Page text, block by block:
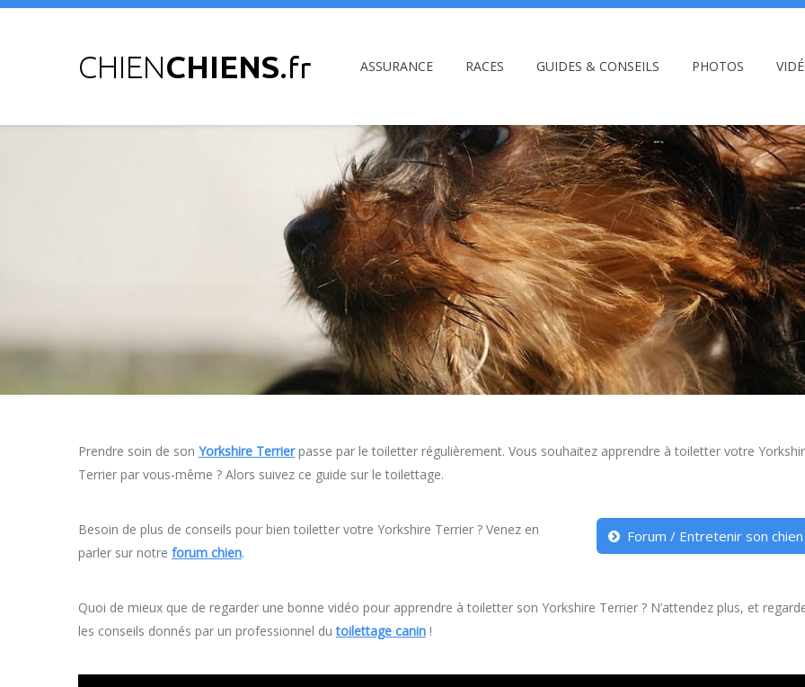
ASSURANCE RACES GUIDES & CONSEILS PHOTOS
Prendre soin de son Yorkshire Terrierpasse par le toiletter régulièrement. Vous souhaitez apprendre à toiletter votre
Terrier par vous-même ? Alors suivez ce guide sur le toilettage.
Besoin de plus de conseils pour bien toiletter votre Yorkshire Terrier ? Venez en
parler sur notre forum chien.
Forum / Entretenir son chien
Quoi de mieux que de regarder une bonne vidéo pour apprendre à toiletter son Yorkshire Terrier ? N’attendez plus, et
les conseils donnés par un professionnel dutoilettage canin !